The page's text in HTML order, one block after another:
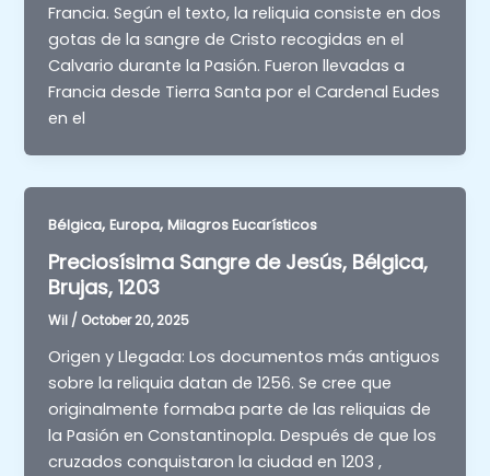
Francia. Según el texto, la reliquia consiste en dos
gotas de la sangre de Cristo recogidas en el
Calvario durante la Pasión. Fueron llevadas a
Francia desde Tierra Santa por el Cardenal Eudes
en el
Bélgica,Europa,Milagros Eucarísticos
Preciosísima Sangre de Jesús, Bélgica,
Brujas, 1203
Wil / October 20, 2025
Origen y Llegada: Los documentos más antiguos
sobre la reliquia datan de 1256. Se cree que
originalmente formaba parte de las reliquias de
la Pasión en Constantinopla. Después de que los
cruzados conquistaron la ciudad en 1203 ,